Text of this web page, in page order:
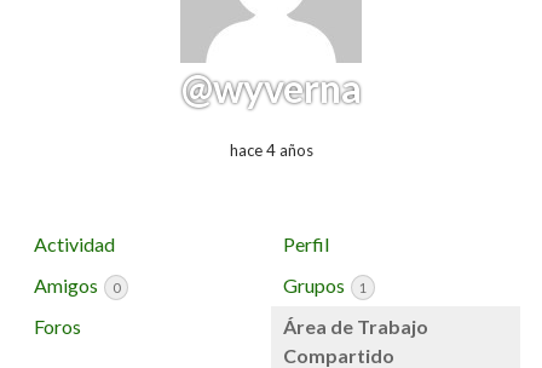
@wyverna
hace 4 años
Actividad
Perfil
Amigos
0 Grupos 1
Foros
Área de Trabajo
Compartido